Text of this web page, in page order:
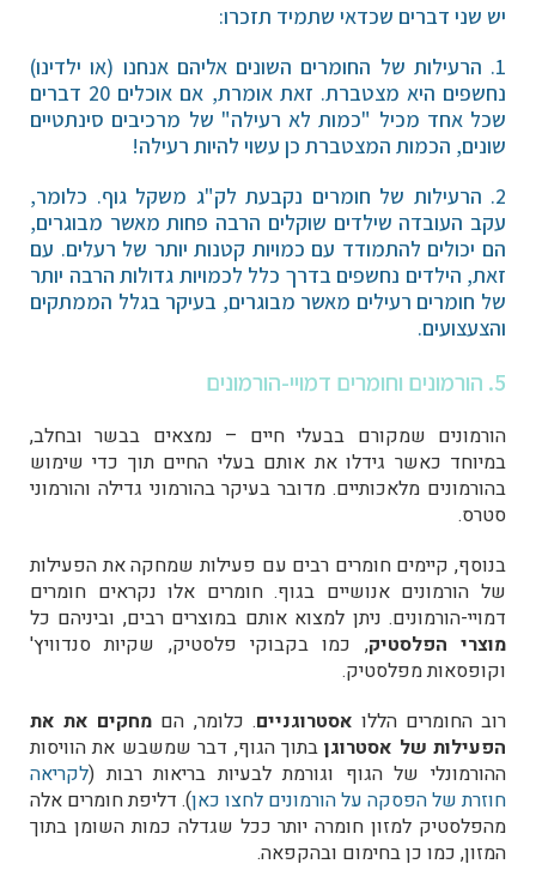
יש שני דברים שכדאי שתמיד תזכרו:
1. הרעילות של החומרים השונים אליהם אנחנו (או ילדינו)
נחשפים היא מצטברת. זאת אומרת, אם אוכלים 20 דברים
שכל אחד מכיל "כמות לא רעילה" של מרכיבים סינתטיים
שונים, הכמות המצטברת כן עשוי להיות רעילה!
2. הרעילות של חומרים נקבעת לק"ג משקל גוף. כלומר,
עקב העובדה שילדים שוקלים הרבה פחות מאשר מבוגרים,
הם יכולים להתמודד עם כמויות קטנות יותר של רעלים. עם
זאת, הילדים נחשפים בדרך כלל לכמויות גדולות הרבה יותר
של חומרים רעילים מאשר מבוגרים, בעיקר בגלל הממתקים
והצעצועים.
5. הורמונים וחומרים דמויי-הורמונים
הורמונים שמקורם בבעלי חיים – נמצאים בבשר ובחלב,
במיוחד כאשר גידלו את אותם בעלי החיים תוך כדי שימוש
בהורמונים מלאכותיים. מדובר בעיקר בהורמוני גדילה והורמוני
סטרס.
בנוסף, קיימים חומרים רבים עם פעילות שמחקה את הפעילות
של הורמונים אנושיים בגוף. חומרים אלו נקראים חומרים
דמויי-הורמונים. ניתן למצוא אותם במוצרים רבים, וביניהם כל
מוצרי הפלסטיק, כמו בקבוקי פלסטיק, שקיות סנדוויץ'
וקופסאות מפלסטיק.
רוב החומרים הללו אסטרוגניים. כלומר, הם מחקים את את
הפעילות של אסטרוגןבתוך הגוף, דבר שמשבש את הוויסות
ההורמונלי של הגוף וגורמת לבעיות בריאות רבות (לקריאה
חוזרת של הפסקה על הורמונים לחצו כאן). דליפת חומרים אלה
מהפלסטיק למזון חומרה יותר ככל שגדלה כמות השומן בתוך
המזון, כמו כן בחימום ובהקפאה.